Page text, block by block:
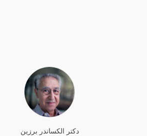
دکتر الکساندر برزین